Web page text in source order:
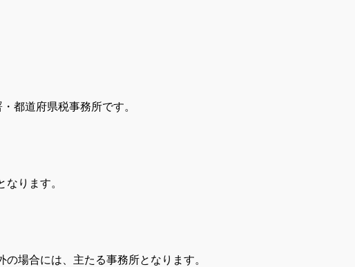
都道府県税事務所です。
ります。
場合には、主たる事務所となります。